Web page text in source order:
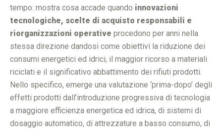
tempo: mostra cosa accade quando innovazioni
tecnologiche, scelte di acquisto responsabili e
riorganizzazioni operative procedono per anni nella
stessa direzione dandosi come obiettivi la riduzione dei
consumi energetici ed idrici, il maggior ricorso a materiali
riciclati e il significativo abbattimento dei rifiuti prodotti.
Nello specifico, emerge una valutazione ‘prima-dopo’ degli
effetti prodotti dall’introduzione progressiva di tecnologia
a maggiore efficienza energetica ed idrica, di sistemi di
dosaggio automatico, di attrezzature a basso consumo, di